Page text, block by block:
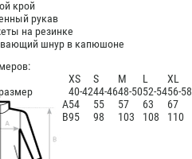
крой
рукав
на резинке
шнур в капюшоне
XS S M L XL
40-4244-4648-5052-5456-58
А54 55 57 63 67
B95 98 103 108 110